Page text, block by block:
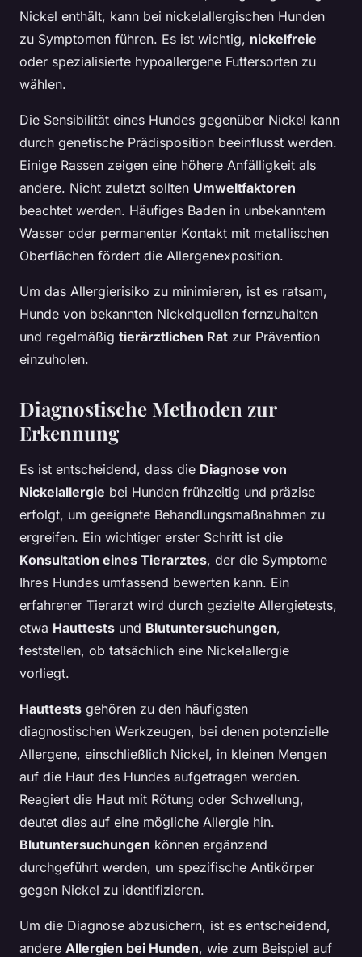
Nickel enthält, kann bei nickelallergischen Hunden
zu Symptomen führen. Es ist wichtig, nickelfreie
oder spezialisierte hypoallergene Futtersorten zu
wählen.
Die Sensibilität eines Hundes gegenüber Nickel kann
durch genetische Prädisposition beeinflusst werden.
Einige Rassen zeigen eine höhere Anfälligkeit als
andere. Nicht zuletzt sollten Umweltfaktoren
beachtet werden. Häufiges Baden in unbekanntem
Wasser oder permanenter Kontakt mit metallischen
Oberflächen fördert die Allergenexposition.
Um das Allergierisiko zu minimieren, ist es ratsam,
Hunde von bekannten Nickelquellen fernzuhalten
und regelmäßig tierärztlichen Rat zur Prävention
einzuholen.
Diagnostische Methoden zur
Erkennung
Es ist entscheidend, dass die Diagnose von
Nickelallergie bei Hunden frühzeitig und präzise
erfolgt, um geeignete Behandlungsmaßnahmen zu
ergreifen. Ein wichtiger erster Schritt ist die
Konsultation eines Tierarztes, der die Symptome
Ihres Hundes umfassend bewerten kann. Ein
erfahrener Tierarzt wird durch gezielte Allergietests,
etwa Hauttests und Blutuntersuchungen,
feststellen, ob tatsächlich eine Nickelallergie
vorliegt.
Hauttests gehören zu den häufigsten
diagnostischen Werkzeugen, bei denen potenzielle
Allergene, einschließlich Nickel, in kleinen Mengen
auf die Haut des Hundes aufgetragen werden.
Reagiert die Haut mit Rötung oder Schwellung,
deutet dies auf eine mögliche Allergie hin.
Blutuntersuchungen können ergänzend
durchgeführt werden, um spezifische Antikörper
gegen Nickel zu identifizieren.
Um die Diagnose abzusichern, ist es entscheidend,
andere Allergien bei Hunden, wie zum Beispiel auf